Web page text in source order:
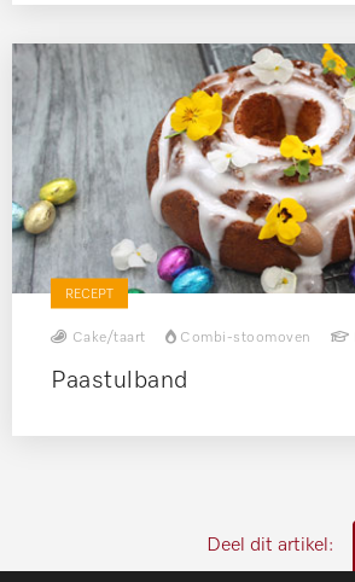
RECEPT
Cake/taart Combi-stoomoven
Paastulband
Deel dit artikel: